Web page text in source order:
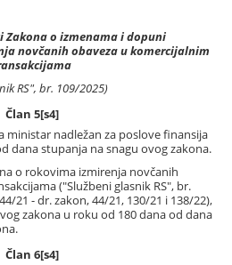
Zakona o izmenama i dopuni
novčanih obaveza u komercijalnim
RS", br. 109/2025)
Član 5[s4]
ministar nadležan za poslove finansija
dana stupanja na snagu ovog zakona.
o rokovima izmirenja novčanih
("Službeni glasnik RS", br.
21 - dr. zakon, 44/21, 130/21 i 138/22),
zakona u roku od 180 dana od dana
Član 6[s4]